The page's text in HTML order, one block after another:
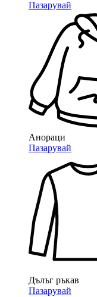
Пазарувай
Анораци
Пазарувай
Дълъг ръкав
Пазарувай